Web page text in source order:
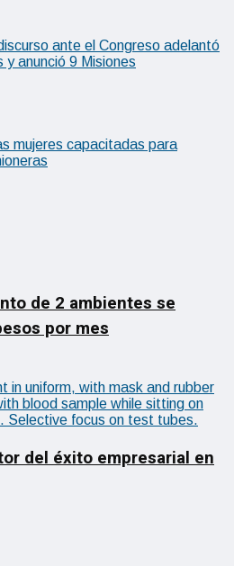
ante el Congreso adelantó
anunció 9 Misiones
mujeres capacitadas para
de 2 ambientes se
por mes
del éxito empresarial en